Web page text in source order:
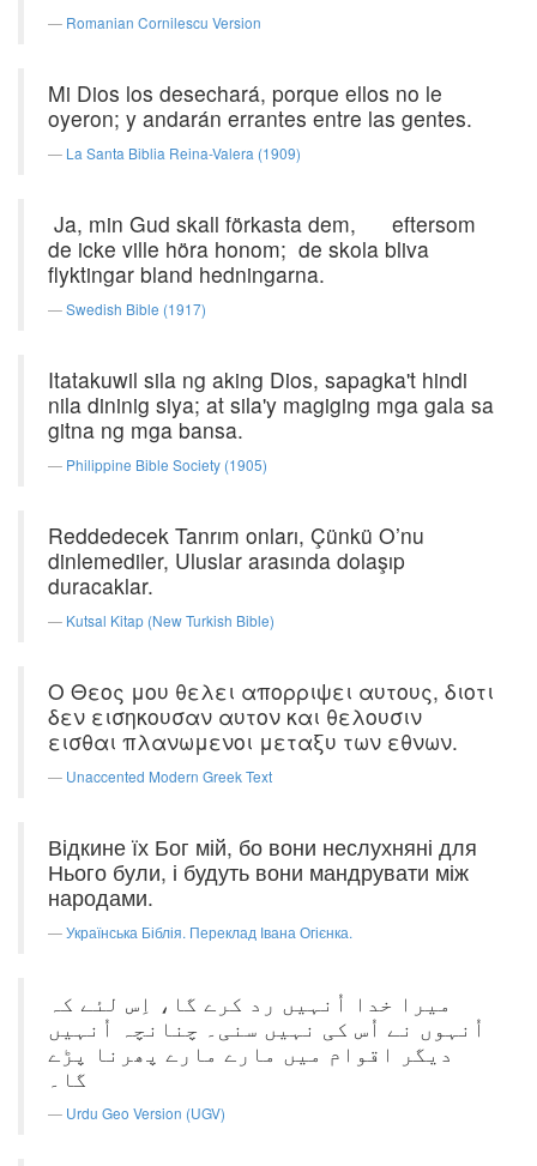
Romanian Cornilescu Version
Mi Dios los desechará, porque ellos no le
oyeron; y andarán errantes entre las gentes.
La Santa Biblia Reina-Valera (1909)
Ja, min Gud skall förkasta dem, eftersom
de icke ville höra honom; de skola bliva
flyktingar bland hedningarna.
Swedish Bible (1917)
Itatakuwil sila ng aking Dios, sapagka't hindi
nila dininig siya; at sila'y magiging mga gala sa
gitna ng mga bansa.
Philippine Bible Society (1905)
Reddedecek Tanrım onları, Çünkü O’nu
dinlemediler, Uluslar arasında dolaşıp
duracaklar.
Kutsal Kitap (New Turkish Bible)
Ο Θεος μου θελει απορριψει αυτους, διοτι
δεν εισηκουσαν αυτον και θελουσιν
εισθαι πλανωμενοι μεταξυ των εθνων.
Unaccented Modern Greek Text
Відкине їх Бог мій, бо вони неслухняні для
Нього були, і будуть вони мандрувати між
народами.
Українська Біблія. Переклад Івана Огієнка.
میرا خدا اُنہیں رد کرے گا، اِس لئے کہ
اُنہوں نے اُس کی نہیں سنی۔ چنانچہ اُنہیں
دیگر اقوام میں مارے مارے پھرنا پڑے
گا۔
Urdu Geo Version (UGV)